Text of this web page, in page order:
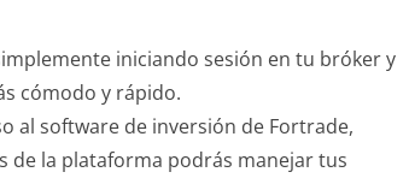
iniciando sesión en tu bróker y
cómodo y rápido.
al software de inversión de Fortrade,
de la plataforma podrás manejar tus